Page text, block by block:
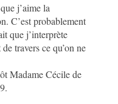
j’aime la
C’est probablement
que j’interprète
travers ce qu’on ne
Madame Cécile de